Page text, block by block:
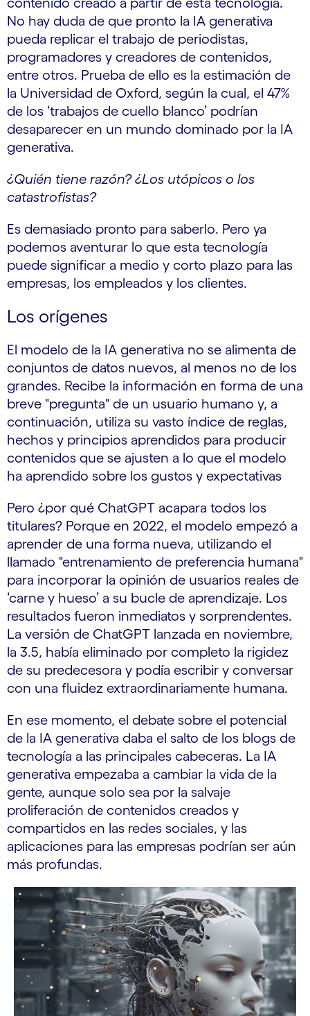
No hay duda de que pronto la IA generativa
pueda replicar el trabajo de periodistas,
programadores y creadores de contenidos,
entre otros. Prueba de ello es la estimación de
la Universidad de Oxford, según la cual, el 47%
de los ‘trabajos de cuello blanco’ podrían
desaparecer en un mundo dominado por la IA
generativa.
¿Quién tiene razón? ¿Los utópicos o los
catastrofistas?
Es demasiado pronto para saberlo. Pero ya
podemos aventurar lo que esta tecnología
puede significar a medio y corto plazo para las
empresas, los empleados y los clientes.
Los orígenes
El modelo de la IA generativa no se alimenta de
conjuntos de datos nuevos, al menos no de los
grandes. Recibe la información en forma de una
breve "pregunta" de un usuario humano y, a
continuación, utiliza su vasto índice de reglas,
hechos y principios aprendidos para producir
contenidos que se ajusten a lo que el modelo
ha aprendido sobre los gustos y expectativas
Pero ¿por qué ChatGPT acapara todos los
titulares? Porque en 2022, el modelo empezó a
aprender de una forma nueva, utilizando el
llamado "entrenamiento de preferencia humana"
para incorporar la opinión de usuarios reales de
‘carne y hueso’ a su bucle de aprendizaje. Los
resultados fueron inmediatos y sorprendentes.
La versión de ChatGPT lanzada en noviembre,
la 3.5, había eliminado por completo la rigidez
de su predecesora y podía escribir y conversar
con una fluidez extraordinariamente humana.
En ese momento, el debate sobre el potencial
de la IA generativa daba el salto de los blogs de
tecnología a las principales cabeceras. La IA
generativa empezaba a cambiar la vida de la
gente, aunque solo sea por la salvaje
proliferación de contenidos creados y
compartidos en las redes sociales, y las
aplicaciones para las empresas podrían ser aún
más profundas.